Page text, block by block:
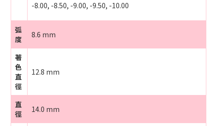
-8.00, -8.50, -9.00, -9.50, -10.00
弧
度
8.6 mm
著
色
直
徑
12.8 mm
直
徑
14.0 mm